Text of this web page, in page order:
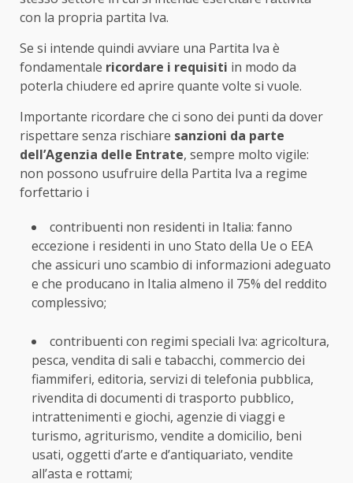
con la propria partita Iva.
Se si intende quindi avviare una Partita Iva è
fondamentale ricordare i requisiti in modo da
poterla chiudere ed aprire quante volte si vuole.
Importante ricordare che ci sono dei punti da dover
rispettare senza rischiare sanzioni da parte
dell’Agenzia delle Entrate, sempre molto vigile:
non possono usufruire della Partita Iva a regime
forfettario i
contribuenti non residenti in Italia: fanno
eccezione i residenti in uno Stato della Ue o EEA
che assicuri uno scambio di informazioni adeguato
e che producano in Italia almeno il 75% del reddito
complessivo;
contribuenti con regimi speciali Iva: agricoltura,
pesca, vendita di sali e tabacchi, commercio dei
fiammiferi, editoria, servizi di telefonia pubblica,
rivendita di documenti di trasporto pubblico,
intrattenimenti e giochi, agenzie di viaggi e
turismo, agriturismo, vendite a domicilio, beni
usati, oggetti d’arte e d’antiquariato, vendite
all’asta e rottami;